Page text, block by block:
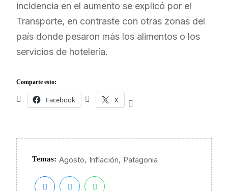
incidencia en el aumento se explicó por el
Transporte, en contraste con otras zonas del
país donde pesaron más los alimentos o los
servicios de hotelería.
Comparte esto:
Facebook X
Temas: Agosto, Inflación, Patagonia